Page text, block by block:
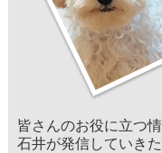
皆さんのお役に立つ
石井が発信していき